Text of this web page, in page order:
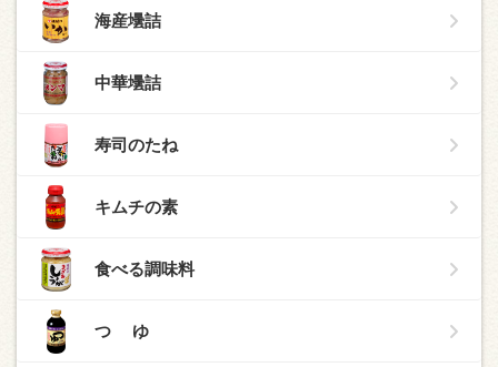
海産壜詰
中華壜詰
寿司のたね
キムチの素
食べる調味料
つ ゆ